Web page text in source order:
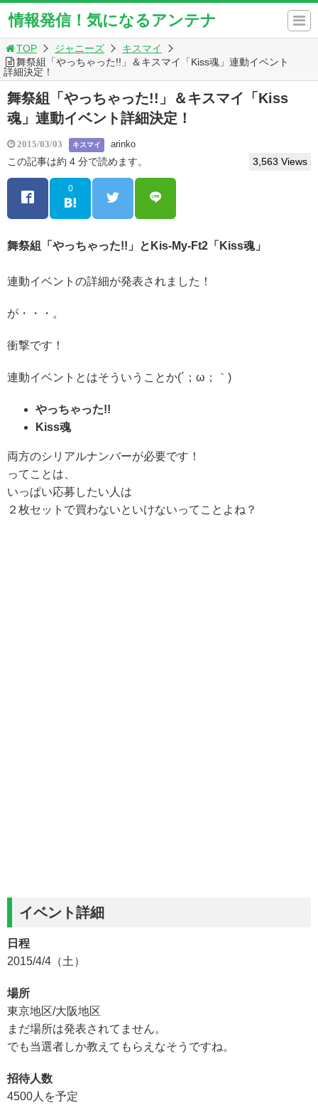
情報発信！気になるアンテナ
TOP ジャニーズ
キスマイ
舞祭組「やっちゃった!!」＆キスマイ「Kiss魂」連動イベント
詳細決定！
舞祭組「やっちゃった!!」＆キスマイ「Kiss
魂」連動イベント詳細決定！
2015/03/03 キスマイ arinko
この記事は約 4 分で読めます。 3,563 Views
0
舞祭組「やっちゃった!!」とKis-My-Ft2「Kiss魂」
連動イベントの詳細が発表されました！
が・・・。
衝撃です！
連動イベントとはそういうことか(´；ω；｀)
やっちゃった!!
Kiss魂
両方のシリアルナンバーが必要です！
ってことは、
いっぱい応募したい人は
２枚セットで買わないといけないってことよね？
イベント詳細
日程
2015/4/4（土）
場所
東京地区/大阪地区
まだ場所は発表されてません。
でも当選者しか教えてもらえなそうですね。
招待人数
4500人を予定